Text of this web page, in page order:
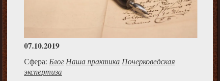
07.10.2019
Сфера: БлогНаша практикаПочерковедская
экспертиза